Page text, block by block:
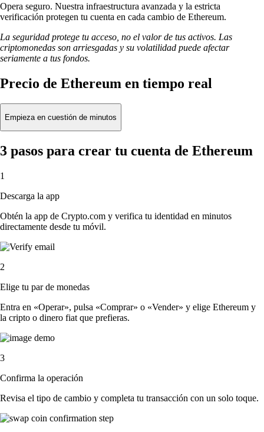
Opera seguro. Nuestra infraestructura avanzada y la estricta
verificación protegen tu cuenta en cada cambio de Ethereum.
La seguridad protege tu acceso, no el valor de tus activos. Las
criptomonedas son arriesgadas y su volatilidad puede afectar
seriamente a tus fondos.
Precio de Ethereum en tiempo real
Empieza en cuestión de minutos
3 pasos para crear tu cuenta de Ethereum
1
Descarga la app
Obtén la app de Crypto.com y verifica tu identidad en minutos
directamente desde tu móvil.
2
Elige tu par de monedas
Entra en «Operar», pulsa «Comprar» o «Vender» y elige Ethereum y
la cripto o dinero fiat que prefieras.
3
Confirma la operación
Revisa el tipo de cambio y completa tu transacción con un solo toque.